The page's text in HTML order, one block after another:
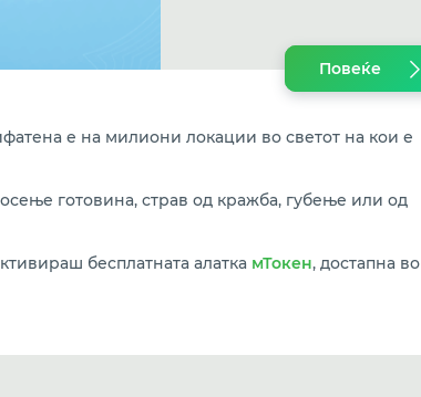
Повеќе
е на милиони локации во светот на кои е
готовина, страв од кражба, губење или од
бесплатната алатка мТокен, достапна во